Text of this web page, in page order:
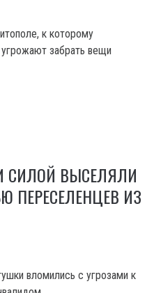
к которому
забрать вещи
СИЛОЙ ВЫСЕЛЯЛИ
ПЕРЕСЕЛЕНЦЕВ ИЗ
вломились с угрозами к